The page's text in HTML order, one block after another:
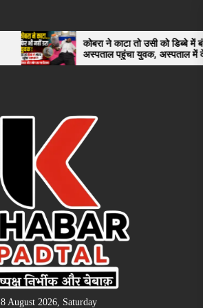
कोबरा ने काटा तो उसी को डिब्बे में बंद कर
अस्पताल पहुंचा युवक, अस्पताल में देखकर डॉक्टर
भी रह गए हैरान
8 August 2026, Saturday